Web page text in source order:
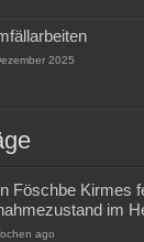
2025
Föschbe Kirmes
im
ago